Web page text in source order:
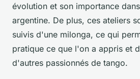
évolution et son importance
argentine. De plus, ces ateliers
suivis d'une milonga, ce qui
pratique ce que l'on a appris et
d'autres passionnés de tango.